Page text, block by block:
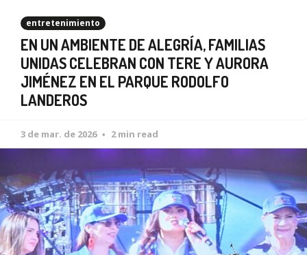
entretenimiento
EN UN AMBIENTE DE ALEGRÍA, FAMILIAS
UNIDAS CELEBRAN CON TERE Y AURORA
JIMÉNEZ EN EL PARQUE RODOLFO
LANDEROS
3 de mar. de 2026 2 min read